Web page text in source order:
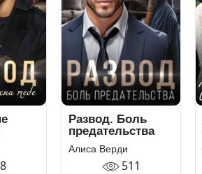
Развод. Боль
предательства
Алиса Верди
511